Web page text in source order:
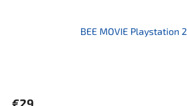
BEE MOVIE Playstation 2
€29